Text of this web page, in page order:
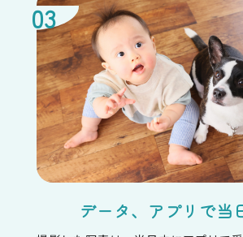
データ、アプリで当
第三者に提供されるデータの項
第三者への提供の手段または方法
本人の求めに応じて個人情報の第
を停止すること
本人の求めを受け付ける方法
前項の定めにかかわらず、次に掲
該情報の提供先は第三者に該当し
す。
・弊社が利用目的の達成に必要な
個人情報の取扱いの全部または一
・合併その他の事由による事業の